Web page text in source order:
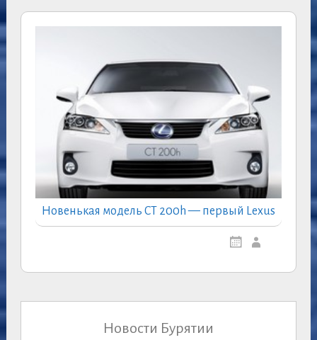
Новенькая модель CT 200h — первый Lexus
Новости Бурятии